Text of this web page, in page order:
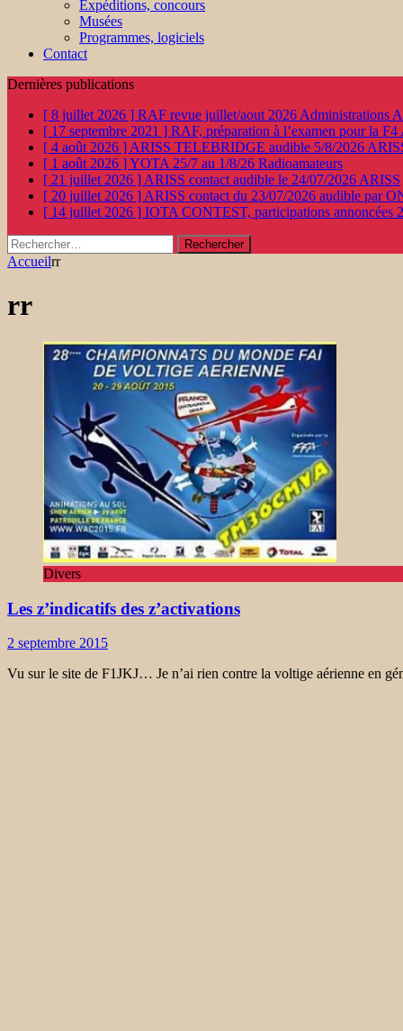
Expéditions, concours
Musées
Programmes, logiciels
Contact
Dernières publications
[ 8 juillet 2026 ] RAF revue juillet/aout 2026 Administrations
[ 17 septembre 2021 ] RAF, préparation à l’examen pour la F4
[ 4 août 2026 ] ARISS TELEBRIDGE audible 5/8/2026
[ 1 août 2026 ]YOTA 25/7 au 1/8/26 Radioamateurs
[ 21 juillet 2026 ] ARISS contact audible le 24/07/2026 ARISS
[ 20 juillet 2026 ] ARISS contact du 23/07/2026 audible par
[ 14 juillet 2026 ] IOTA CONTEST, participations annoncées
Rechercher :
Accueilrr
rr
Divers
Les z’indicatifs des z’activations
2 septembre 2015
Vu sur le site de F1JKJ… Je n’ai rien contre la voltige aérienne en